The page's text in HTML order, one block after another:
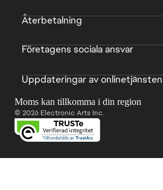
Återbetalning
Företagens sociala ansvar
Uppdateringar av onlinetjänsten
Moms kan tillkomma i din region
© 2026 Electronic Arts Inc.